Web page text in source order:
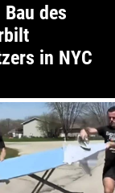
des
in NYC